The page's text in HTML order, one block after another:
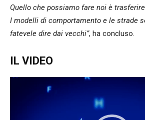
Quello che possiamo fare noi è
I modelli di comportamento e le strade
fatevele dire dai vecchi”, ha concluso.
IL VIDEO